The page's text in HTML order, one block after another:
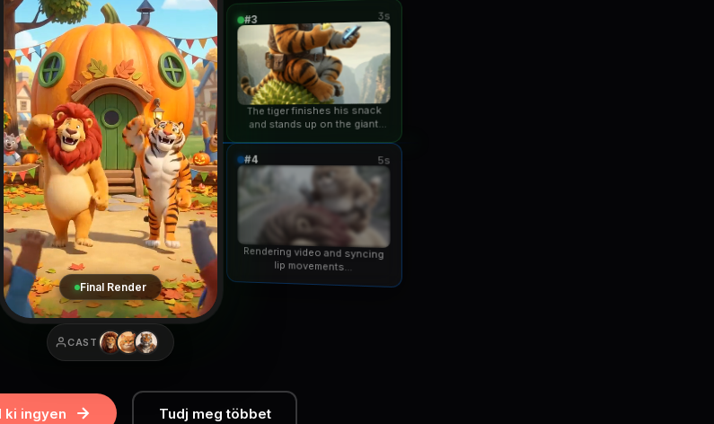
Final Render
CAST
#3 3s
The tiger finishes his snack
and stands up on the giant
#4 5s
Rendering video and syncing
lip movements...
ki ingyen Tudj meg többet